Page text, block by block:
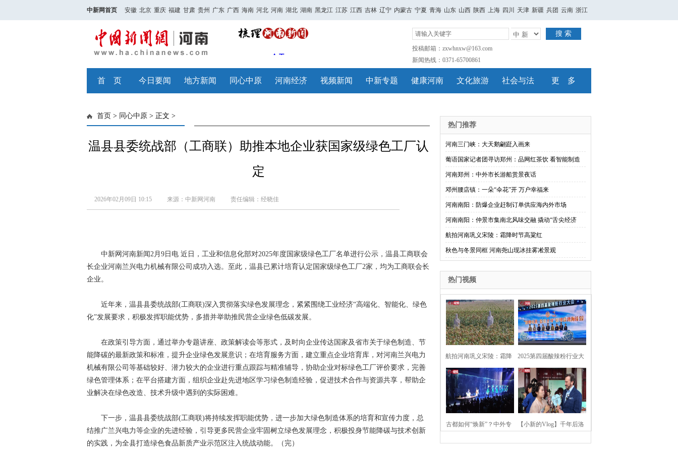
中新网首页 安徽 北京 重庆 福建 甘肃 贵州 广东 广西 海南 河北 河南 湖北 湖南 黑龙江 江苏 江西 吉林 辽宁 内蒙古 宁夏 青海 山东 山西 陕西 上海 四川 天津 新疆 兵团 云南 浙江
搜 索
投稿邮箱：zxwhnxw@163.com
新闻热线：0371-65700861
首 页 今日要闻 地方新闻 同心中原 河南经济 视频新闻 中新专题 健康河南 文化旅游 社会与法 更 多
首页 > 同心中原 > 正文 >
温县县委统战部（工商联）助推本地企业获国家级绿色工厂认
定
2026年02月09日 10:15 来源：中新网河南 责任编辑：经晓佳
中新网河南新闻2月9日电 近日，工业和信息化部对2025年度国家级绿色工厂名单进行公示，温县工商联会
长企业河南兰兴电力机械有限公司成功入选。至此，温县已累计培育认定国家级绿色工厂2家，均为工商联会长
企业。
近年来，温县县委统战部(工商联)深入贯彻落实绿色发展理念，紧紧围绕工业经济“高端化、智能化、绿色
化”发展要求，积极发挥职能优势，多措并举助推民营企业绿色低碳发展。
在政策引导方面，通过举办专题讲座、政策解读会等形式，及时向企业传达国家及省市关于绿色制造、节
能降碳的最新政策和标准，提升企业绿色发展意识；在培育服务方面，建立重点企业培育库，对河南兰兴电力
机械有限公司等基础较好、潜力较大的企业进行重点跟踪与精准辅导，协助企业对标绿色工厂评价要求，完善
绿色管理体系；在平台搭建方面，组织企业赴先进地区学习绿色制造经验，促进技术合作与资源共享，帮助企
业解决在绿色改造、技术升级中遇到的实际困难。
下一步，温县县委统战部(工商联)将持续发挥职能优势，进一步加大绿色制造体系的培育和宣传力度，总
结推广兰兴电力等企业的先进经验，引导更多民营企业牢固树立绿色发展理念，积极投身节能降碳与技术创新
的实践，为全县打造绿色食品新质产业示范区注入统战动能。（完）
热门推荐
河南三门峡：大天鹅翩跹入画来
葡语国家记者团寻访郑州：品网红茶饮 看智能制造
河南郑州：中外市长游船赏景夜话
邓州腰店镇：一朵“伞花”开 万户幸福来
河南南阳：防爆企业赶制订单供应海内外市场
河南南阳：仲景市集南北风味交融 撬动“舌尖经济
航拍河南巩义宋陵：霜降时节高粱红
秋色与冬景同框 河南尧山现冰挂雾凇景观
热门视频
航拍河南巩义宋陵：霜降
时节高粱红
2025第四届酸辣粉行业大
会在河南开封举行
古都如何“焕新”？中外专 【小新的Vlog】千年后洛